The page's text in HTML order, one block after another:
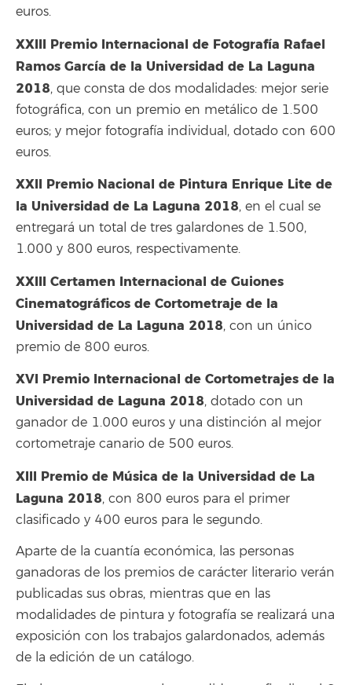
euros.
XXIII Premio Internacional de Fotografía Rafael
Ramos García de la Universidad de La Laguna
2018, que consta de dos modalidades: mejor serie
fotográfica, con un premio en metálico de 1.500
euros; y mejor fotografía individual, dotado con 600
euros.
XXII Premio Nacional de Pintura Enrique Lite de
la Universidad de La Laguna 2018, en el cual se
entregará un total de tres galardones de 1.500,
1.000 y 800 euros, respectivamente.
XXIII Certamen Internacional de Guiones
Cinematográficos de Cortometraje de la
Universidad de La Laguna 2018, con un único
premio de 800 euros.
XVI Premio Internacional de Cortometrajes de la
Universidad de Laguna 2018, dotado con un
ganador de 1.000 euros y una distinción al mejor
cortometraje canario de 500 euros.
XIII Premio de Música de la Universidad de La
Laguna 2018, con 800 euros para el primer
clasificado y 400 euros para le segundo.
Aparte de la cuantía económica, las personas
ganadoras de los premios de carácter literario verán
publicadas sus obras, mientras que en las
modalidades de pintura y fotografía se realizará una
exposición con los trabajos galardonados, además
de la edición de un catálogo.